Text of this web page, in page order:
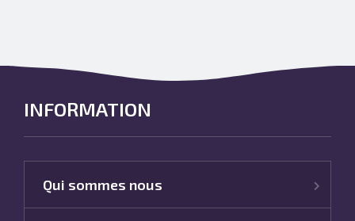
INFORMATION
Qui sommes nous